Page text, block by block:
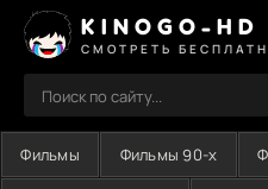
KINOGO-HD
СМОТРЕТЬ
Фильмы Фильмы 90-х